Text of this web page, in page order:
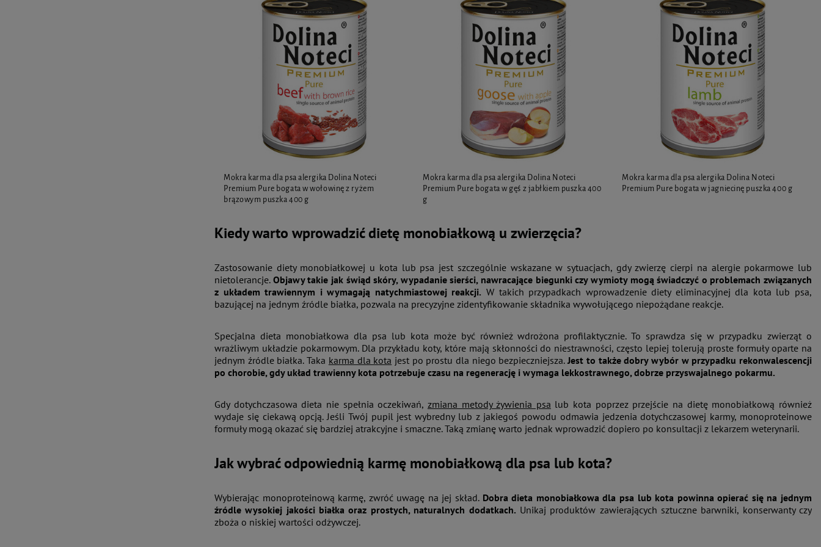
Mokra karma dla psa alergika Dolina Noteci
Premium Pure bogata w wołowinę z ryżem
brązowym puszka 400 g
Mokra karma dla psa alergika Dolina Noteci
Premium Pure bogata w gęś z jabłkiem puszka 400
g
Mokra karma dla psa alergika Dolina Noteci
Premium Pure bogata w jagniecinę puszka 400 g
Kiedy warto wprowadzić dietę monobiałkową u zwierzęcia?
Zastosowanie diety monobiałkowej u kota lub psa jest szczególnie wskazane w sytuacjach, gdy zwierzę cierpi na alergie pokarmowe lub
nietolerancje. Objawy takie jak świąd skóry, wypadanie sierści, nawracające biegunki czy wymioty mogą świadczyć o problemach związanych
z układem trawiennym i wymagają natychmiastowej reakcji. W takich przypadkach wprowadzenie diety eliminacyjnej dla kota lub psa,
bazującej na jednym źródle białka, pozwala na precyzyjne zidentyfikowanie składnika wywołującego niepożądane reakcje.
Specjalna dieta monobiałkowa dla psa lub kota może być również wdrożona profilaktycznie. To sprawdza się w przypadku zwierząt o
wrażliwym układzie pokarmowym. Dla przykładu koty, które mają skłonności do niestrawności, często lepiej tolerują proste formuły oparte na
jednym źródle białka. Taka karma dla kota jest po prostu dla niego bezpieczniejsza.Jest to także dobry wybór w przypadku rekonwalescencji
po chorobie, gdy układ trawienny kota potrzebuje czasu na regenerację i wymaga lekkostrawnego, dobrze przyswajalnego pokarmu.
Gdy dotychczasowa dieta nie spełnia oczekiwań, zmiana metody żywienia psa lub kota poprzez przejście na dietę monobiałkową również
wydaje się ciekawą opcją. Jeśli Twój pupil jest wybredny lub z jakiegoś powodu odmawia jedzenia dotychczasowej karmy, monoproteinowe
formuły mogą okazać się bardziej atrakcyjne i smaczne. Taką zmianę warto jednak wprowadzić dopiero po konsultacji z lekarzem weterynarii.
Jak wybrać odpowiednią karmę monobiałkową dla psa lub kota?
Wybierając monoproteinową karmę, zwróć uwagę na jej skład. Dobra dieta monobiałkowa dla psa lub kota powinna opierać się na jednym
źródle wysokiej jakości białka oraz prostych, naturalnych dodatkach. Unikaj produktów zawierających sztuczne barwniki, konserwanty czy
zboża o niskiej wartości odżywczej.